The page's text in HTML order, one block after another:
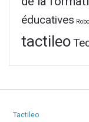
éducatives
tactileo
Tactileo